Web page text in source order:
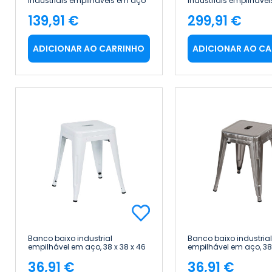
Thinia Home
Preço
139,91 €
ADICIONAR AO CARRINHO
Thinia Home
Preço
299,91 €
ADICIONAR AO
Banco baixo industrial
empilhável em aço, 38 x 38 x 46
36,91 €
Banco baixo industrial
empilhável em aço, 38
36,91 €